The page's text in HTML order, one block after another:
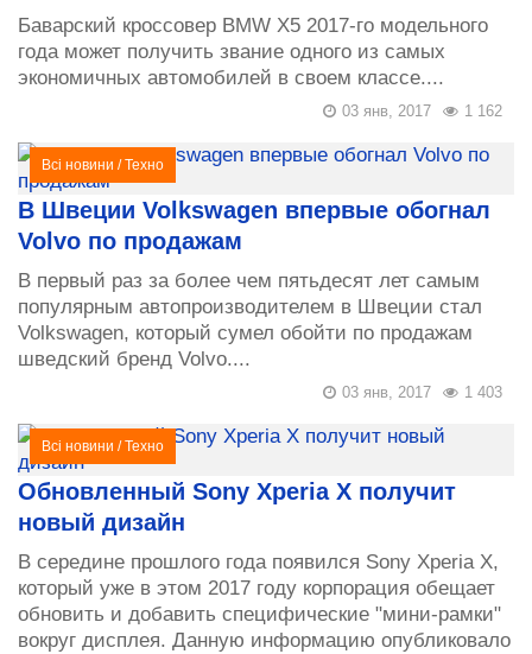
Баварский кроссовер BMW X5 2017-го модельного
года может получить звание одного из самых
экономичных автомобилей в своем классе....
1 162
03 янв, 2017
Всі новини /Техно
В Швеции Volkswagen впервые обогнал
Volvo по продажам
В первый раз за более чем пятьдесят лет самым
популярным автопроизводителем в Швеции стал
Volkswagen, который сумел обойти по продажам
шведский бренд Volvo....
1 403
03 янв, 2017
Всі новини /Техно
Обновленный Sony Xperia X получит
новый дизайн
В середине прошлого года появился Sony Xperia X,
который уже в этом 2017 году корпорация обещает
обновить и добавить специфические "мини-рамки"
вокруг дисплея. Данную информацию опубликовало